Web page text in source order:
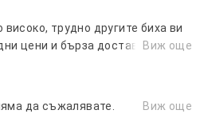
трудно другите биха ви
цени и бърза доставка.Виж още
да съжалявате.
Виж още